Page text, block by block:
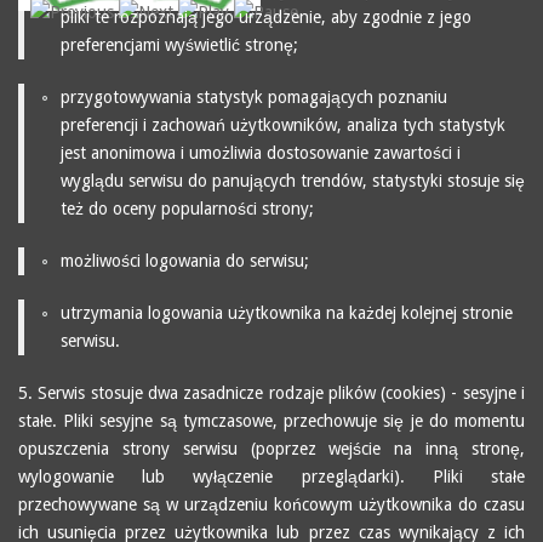
pliki te rozpoznają jego urządzenie, aby zgodnie z jego
preferencjami wyświetlić stronę;
przygotowywania statystyk pomagających poznaniu
preferencji i zachowań użytkowników, analiza tych statystyk
jest anonimowa i umożliwia dostosowanie zawartości i
wyglądu serwisu do panujących trendów, statystyki stosuje się
też do oceny popularności strony;
możliwości logowania do serwisu;
utrzymania logowania użytkownika na każdej kolejnej stronie
serwisu.
5. Serwis stosuje dwa zasadnicze rodzaje plików (cookies) - sesyjne i
stałe. Pliki sesyjne są tymczasowe, przechowuje się je do momentu
opuszczenia strony serwisu (poprzez wejście na inną stronę,
wylogowanie lub wyłączenie przeglądarki). Pliki stałe
przechowywane są w urządzeniu końcowym użytkownika do czasu
ich usunięcia przez użytkownika lub przez czas wynikający z ich